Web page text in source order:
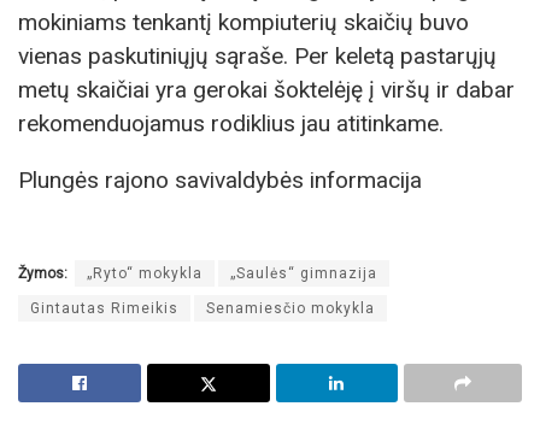
mokiniams tenkantį kompiuterių skaičių buvo
vienas paskutiniųjų sąraše. Per keletą pastarųjų
metų skaičiai yra gerokai šoktelėję į viršų ir dabar
rekomenduojamus rodiklius jau atitinkame.
Plungės rajono savivaldybės informacija
Žymos: „Ryto“ mokykla „Saulės“ gimnazija
Gintautas Rimeikis Senamiesčio mokykla